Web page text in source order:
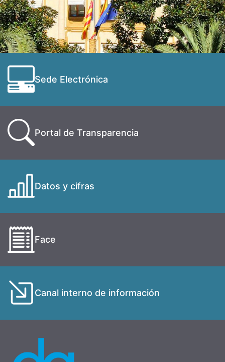
Sede Electrónica
Portal de Transparencia
Datos y cifras
Face
Canal interno de información